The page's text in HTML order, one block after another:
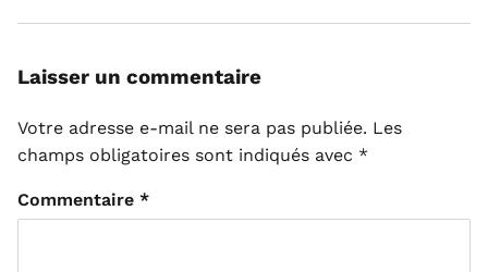
Laisser un commentaire
Votre adresse e-mail ne sera pas publiée. Les
champs obligatoires sont indiqués avec *
Commentaire *